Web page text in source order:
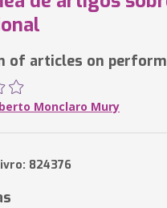
of articles on
Monclaro Mury
824376